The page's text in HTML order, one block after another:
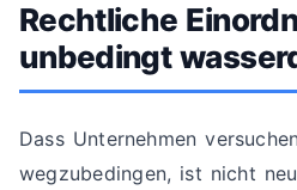
Rechtliche
unbedingt
Dass Unternehmen
wegzubedingen, ist nicht